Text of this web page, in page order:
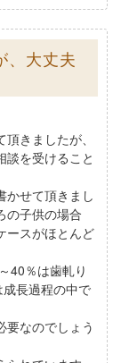
、大丈夫
きましたが、
談を受けること
かせて頂きまし
の子供の場合
ースがほとんど
40％は歯軋り
成長過程の中で
要なのでしょう